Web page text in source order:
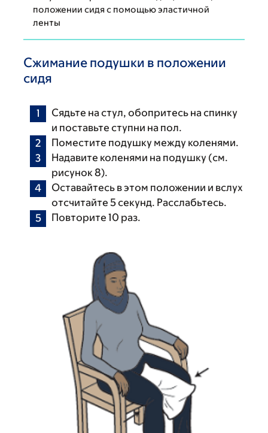
положении сидя с помощью эластичной
ленты
Сжимание подушки в положении
сидя
Сядьте на стул, обопритесь на спинку
и поставьте ступни на пол.
Поместите подушку между коленями.
Надавите коленями на подушку (см.
рисунок 8).
Оставайтесь в этом положении и вслух
отсчитайте 5 секунд. Расслабьтесь.
Повторите 10 раз.